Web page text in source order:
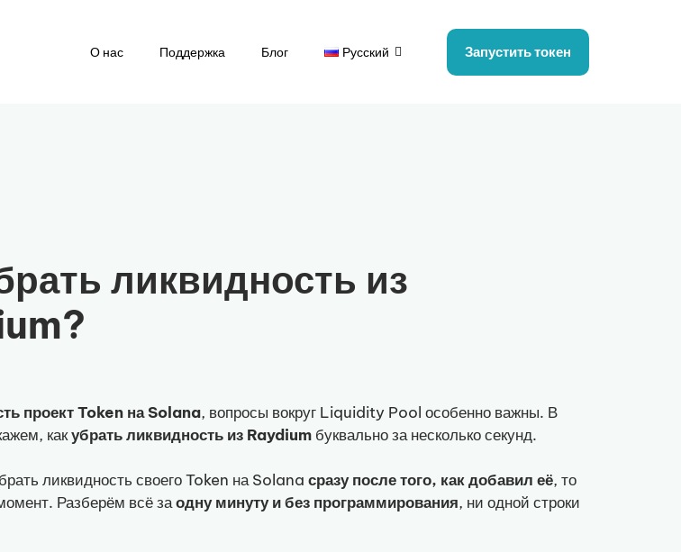
О нас Поддержка Блог Русский Запустить токен
ликвидность из
проект Token на Solana, вопросы вокруг Liquidity Pool особенно важны. В
какубрать ликвидность из Raydium буквально за несколько секунд.
ликвидность своего Token на Solana сразу после того, как добавил её, то
Разберём всё заодну минуту и без программирования, ни одной строки